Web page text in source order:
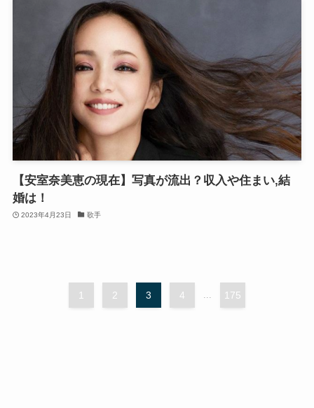
【安室奈美恵の現在】写真が流出？収入や住まい,結
婚は！
2023年4月23日 歌手
1 2 3 4 175